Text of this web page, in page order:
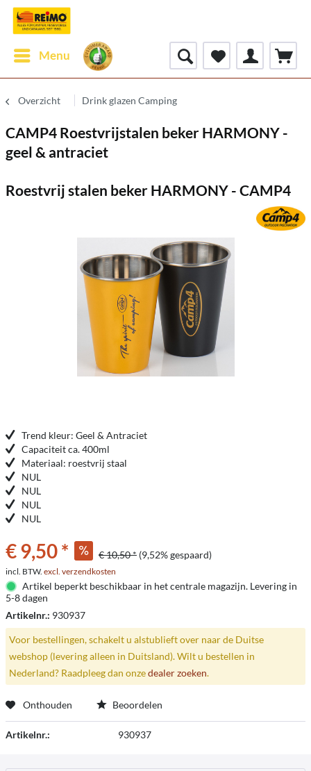
Menu
Overzicht Drink glazen Camping
CAMP4 Roestvrijstalen beker HARMONY -
geel & antraciet
Roestvrij stalen beker HARMONY - CAMP4
Trend kleur: Geel & Antraciet
Capaciteit ca. 400ml
Materiaal: roestvrij staal
NUL
NUL
NUL
NUL
€ 9,50 * € 10,50 * (9,52% gespaard)
incl. BTW. excl. verzendkosten
Artikel beperkt beschikbaar in het centrale magazijn. Levering in
5-8 dagen
Artikelnr.: 930937
Voor bestellingen, schakelt u alstublieft over naar de Duitse
webshop (levering alleen in Duitsland). Wilt u bestellen in
Nederland? Raadpleeg dan onzedealer zoeken.
Onthouden Beoordelen
Artikelnr.: 930937